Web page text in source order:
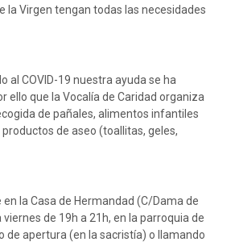
la Virgen tengan todas las necesidades
al COVID-19 nuestra ayuda se ha
ello que la Vocalía de Caridad organiza
de pañales, alimentos infantiles
de aseo (toallitas, geles,
la Casa de Hermandad (C/Dama de
viernes de 19h a 21h, en la parroquia de
de apertura (en la sacristía) o llamando